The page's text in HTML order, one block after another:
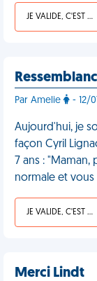
JE VALIDE, C'EST UNE VDM
Par Amelie - 12/
Aujourd'hui, je
façon Cyril
7 ans :
normale et vous
JE VALIDE, C'EST UNE VDM
Merci Lindt